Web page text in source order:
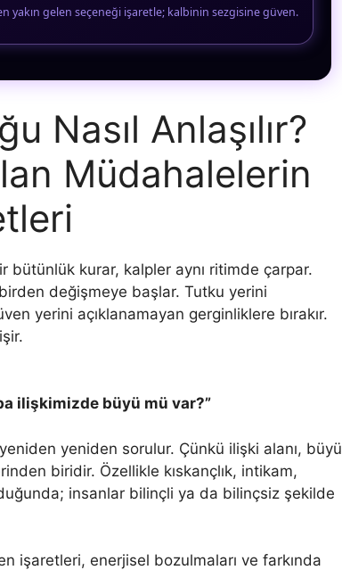
yakın gelen seçeneği işaretle; kalbinin sezgisine güven.
Nasıl Anlaşılır?
Müdahalelerin
bütünlük kurar, kalpler aynı ritimde çarpar.
değişmeye başlar. Tutku yerini
yerini açıklanamayan gerginliklere bırakır.
ilişkimizde büyü mü var?”
yeniden sorulur. Çünkü ilişki alanı, büyü
biridir. Özellikle kıskançlık, intikam,
insanlar bilinçli ya da bilinçsiz şekilde
işaretleri, enerjisel bozulmaları ve farkında